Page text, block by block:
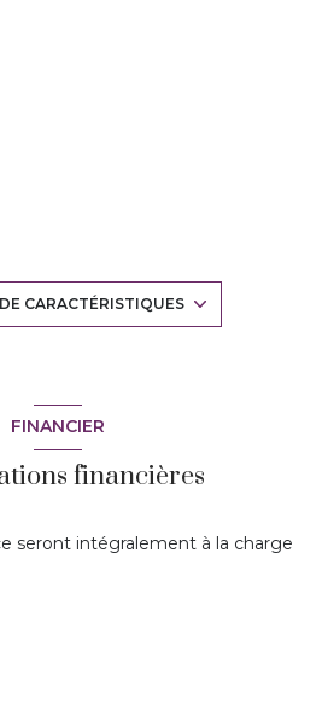
: radiateur (gaz)
CARACTÉRISTIQUES
FINANCIER
financières
seront intégralement à la charge